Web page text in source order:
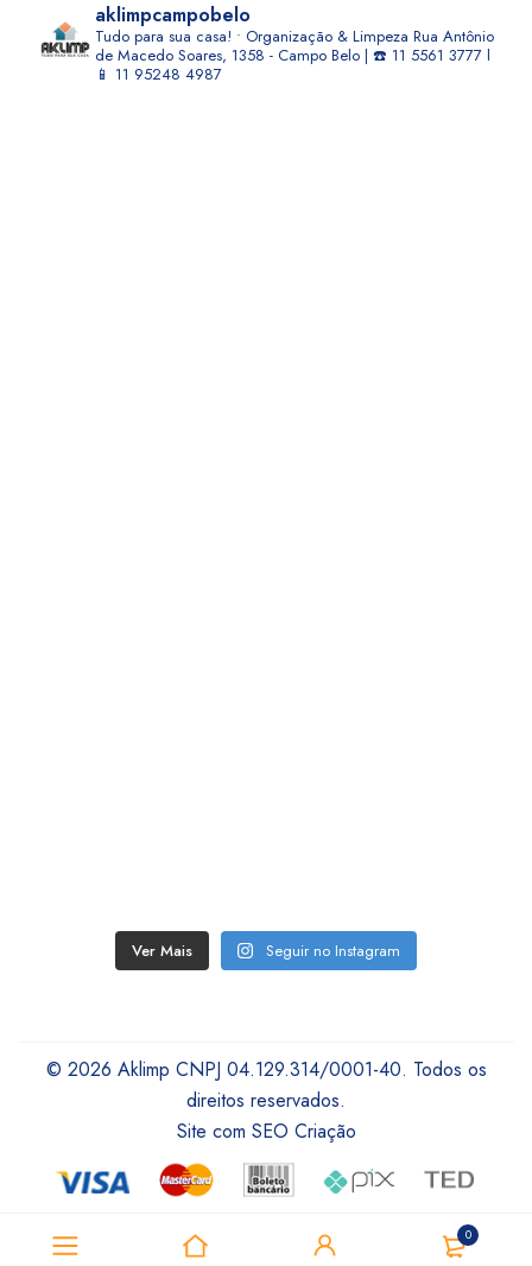
0
aklimpcampobelo
Tudo para sua casa! • Organização & Limpeza Rua Antônio
de Macedo Soares, 1358 - Campo Belo | ☎️ 11 5561 3777 l
📱 11 95248 4987
Ver Mais Seguir no Instagram
© 2026 Aklimp CNPJ 04.129.314/0001-40. Todos os
direitos reservados.
Site com SEO Criação